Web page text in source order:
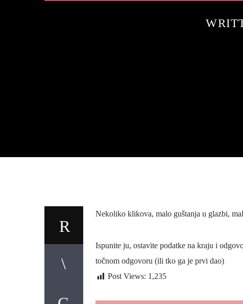
Nekoliko klikova, malo guštanja u glazbi,
Ispunite ju, ostavite podatke na kraju i
točnom odgovoru (ili tko ga je prvi dao)
Post Views: 1,235